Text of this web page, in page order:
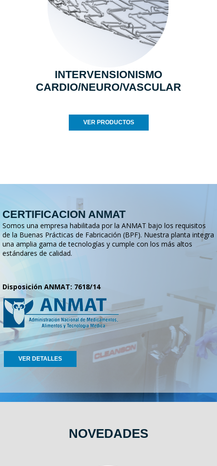
INTERVENSIONISMO
CARDIO/NEURO/VASCULAR
VER PRODUCTOS
CERTIFICACION ANMAT
Somos una empresa habilitada por la ANMAT bajo los requisitos
de la Buenas Prácticas de Fabricación (BPF). Nuestra planta integra
una amplia gama de tecnologías y cumple con los más altos
estándares de calidad.
Disposición ANMAT: 7618/14
VER DETALLES
NOVEDADES